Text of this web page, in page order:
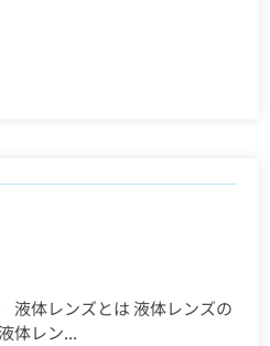
液体レンズとは 液体レンズの
体レン...